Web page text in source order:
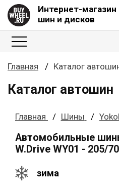
Интернет-магазин
шин и дисков
Главная Каталог
Каталог автошин
Главная Шины
Автомобильные
W.Drive WY01 - 205/
зима